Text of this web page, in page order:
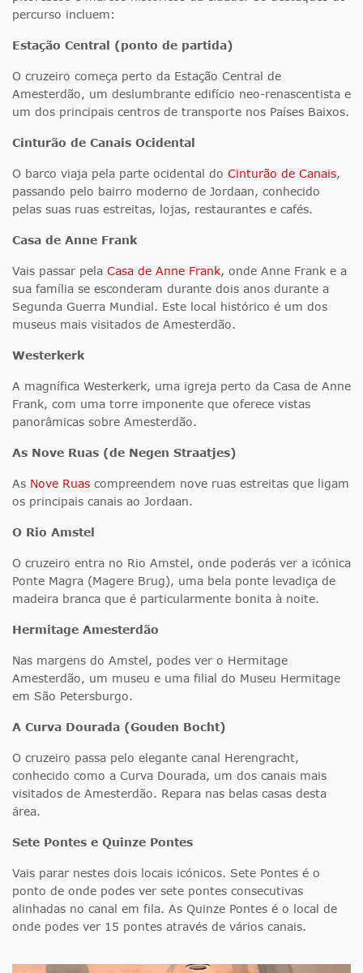
percurso incluem:
Estação Central (ponto de partida)
O cruzeiro começa perto da Estação Central de
Amesterdão, um deslumbrante edifício neo-renascentista e
um dos principais centros de transporte nos Países Baixos.
Cinturão de Canais Ocidental
O barco viaja pela parte ocidental do Cinturão de Canais,
passando pelo bairro moderno de Jordaan, conhecido
pelas suas ruas estreitas, lojas, restaurantes e cafés.
Casa de Anne Frank
Vais passar pela Casa de Anne Frank, onde Anne Frank e a
sua família se esconderam durante dois anos durante a
Segunda Guerra Mundial. Este local histórico é um dos
museus mais visitados de Amesterdão.
Westerkerk
A magnífica Westerkerk, uma igreja perto da Casa de Anne
Frank, com uma torre imponente que oferece vistas
panorâmicas sobre Amesterdão.
As Nove Ruas (de Negen Straatjes)
As Nove Ruas compreendem nove ruas estreitas que ligam
os principais canais ao Jordaan.
O Rio Amstel
O cruzeiro entra no Rio Amstel, onde poderás ver a icónica
Ponte Magra (Magere Brug), uma bela ponte levadiça de
madeira branca que é particularmente bonita à noite.
Hermitage Amesterdão
Nas margens do Amstel, podes ver o Hermitage
Amesterdão, um museu e uma filial do Museu Hermitage
em São Petersburgo.
A Curva Dourada (Gouden Bocht)
O cruzeiro passa pelo elegante canal Herengracht,
conhecido como a Curva Dourada, um dos canais mais
visitados de Amesterdão. Repara nas belas casas desta
área.
Sete Pontes e Quinze Pontes
Vais parar nestes dois locais icónicos. Sete Pontes é o
ponto de onde podes ver sete pontes consecutivas
alinhadas no canal em fila. As Quinze Pontes é o local de
onde podes ver 15 pontes através de vários canais.